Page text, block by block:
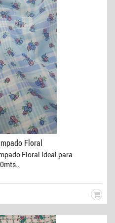
Floral
Floral Ideal para